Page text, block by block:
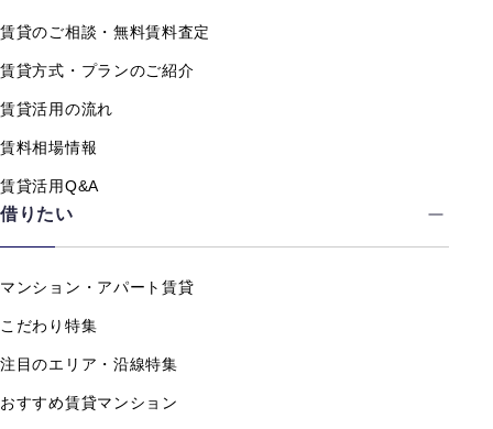
賃貸のご相談・無料賃料査定
賃貸方式・プランのご紹介
賃貸活用の流れ
賃料相場情報
賃貸活用Q&A
借りたい
マンション・アパート賃貸
こだわり特集
注目のエリア・沿線特集
おすすめ賃貸マンション